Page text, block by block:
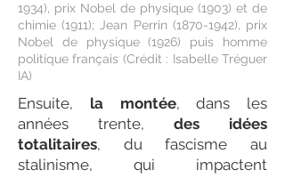
1934), prix Nobel de physique (1903) et de
chimie (1911); Jean Perrin (1870-1942), prix
Nobel de physique (1926) puis homme
politique français (Crédit : Isabelle Tréguer
IA)
Ensuite, la montée, dans les
années trente, des idées
totalitaires, du fascisme au
stalinisme, qui impactent